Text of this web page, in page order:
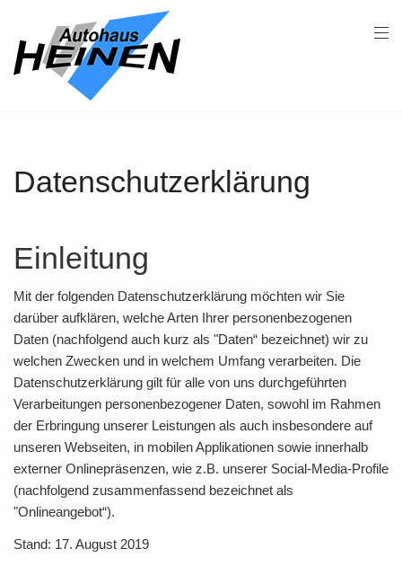
Datenschutzerklärung
Einleitung
Mit der folgenden Datenschutzerklärung möchten wir Sie
darüber aufklären, welche Arten Ihrer personenbezogenen
Daten (nachfolgend auch kurz als "Daten“ bezeichnet) wir zu
welchen Zwecken und in welchem Umfang verarbeiten. Die
Datenschutzerklärung gilt für alle von uns durchgeführten
Verarbeitungen personenbezogener Daten, sowohl im Rahmen
der Erbringung unserer Leistungen als auch insbesondere auf
unseren Webseiten, in mobilen Applikationen sowie innerhalb
externer Onlinepräsenzen, wie z.B. unserer Social-Media-Profile
(nachfolgend zusammenfassend bezeichnet als
"Onlineangebot“).
Stand: 17. August 2019